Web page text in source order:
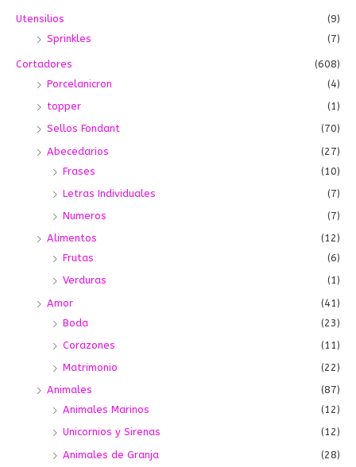
r
o
Utensilios
(9)
Sprinkles
(7)
Cortadores
(608)
Porcelanicron
(4)
topper
(1)
Sellos Fondant
(70)
Abecedarios
(27)
Frases
(10)
Letras Individuales
(7)
Numeros
(7)
Alimentos
(12)
Frutas
(6)
Verduras
(1)
Amor
(41)
Boda
(23)
Corazones
(11)
Matrimonio
(22)
Animales
(87)
Animales Marinos
(12)
Unicornios y Sirenas
(12)
Animales de Granja
(28)